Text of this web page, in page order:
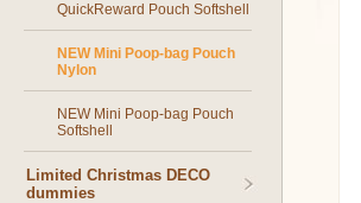
QuickReward Pouch Softshell
NEW Mini Poop-bag Pouch
Nylon
NEW Mini Poop-bag Pouch
Softshell
Limited Christmas DECO
dummies